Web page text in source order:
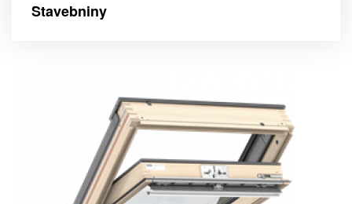
Stavebniny